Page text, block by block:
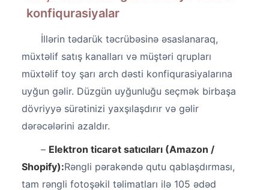
konfiqurasiyalar
İllərin tədarük təcrübəsinə əsaslanaraq,
müxtəlif satış kanalları və müştəri qrupları
müxtəlif toy şarı arch dəsti konfiqurasiyalarına
uyğun gəlir. Düzgün uyğunluğu seçmək birbaşa
dövriyyə sürətinizi yaxşılaşdırır və gəlir
dərəcələrini azaldır.
– Elektron ticarət satıcıları (Amazon /
Shopify):Rəngli pərakəndə qutu qablaşdırması,
tam rəngli fotoşəkil təlimatları ilə 105 ədəd